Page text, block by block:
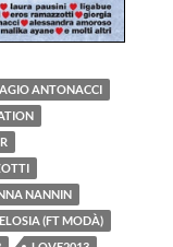
ANTONACCI
NANNIN
(FT MODÀ)